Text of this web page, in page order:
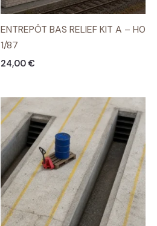
ENTREPÔT BAS RELIEF KIT A – H0
1/87
24,00 €